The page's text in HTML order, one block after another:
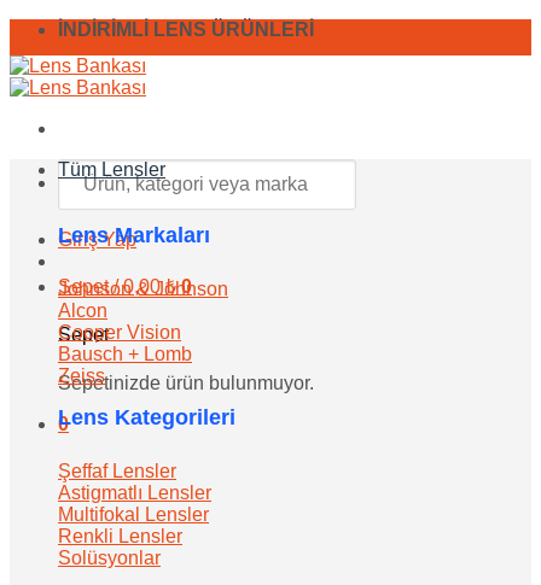
İçeriğeİNDİRİMLİ LENS ÜRÜNLERİ
Ara:
Giriş Yap
Sepet /0,00₺ 0
Sepet
Sepetinizde ürün bulunmuyor.
0
Tüm Lensler
Lens Markaları
Johnson & Johnson
Alcon
Cooper Vision
Bausch + Lomb
Zeiss
Lens Kategorileri
Şeffaf Lensler
Astigmatlı Lensler
Multifokal Lensler
Renkli Lensler
Solüsyonlar